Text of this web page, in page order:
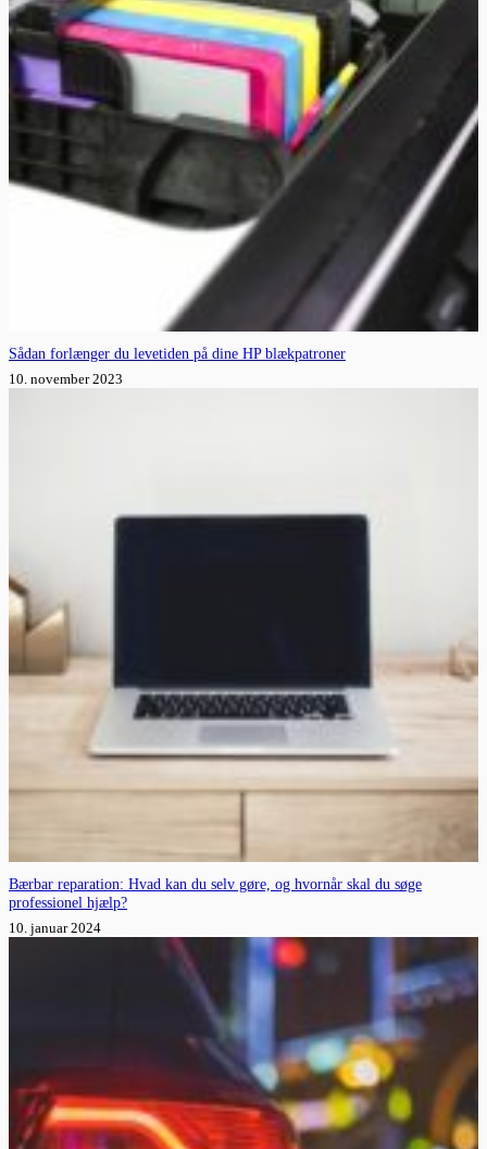
Sådan forlænger du levetiden på dine HP blækpatroner
10. november 2023
Bærbar reparation: Hvad kan du selv gøre, og hvornår skal du søge
professionel hjælp?
10. januar 2024